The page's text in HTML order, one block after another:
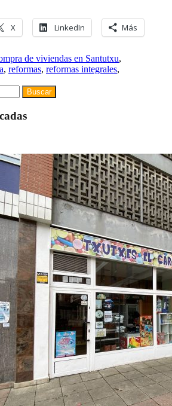
X LinkedIn Más
de viviendas en Santutxu,
, reformas, reformas integrales,